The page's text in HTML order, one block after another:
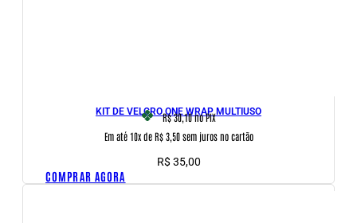
KIT DE VELCRO ONE WRAP MULTIUSO
R$ 30,10no PIX
Em até 10x de R$ 3,50 sem juros no cartão
R$ 35,00
COMPRAR AGORA